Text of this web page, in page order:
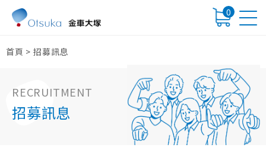
0
首頁 >招募訊息
RECRUITMENT
招募訊息